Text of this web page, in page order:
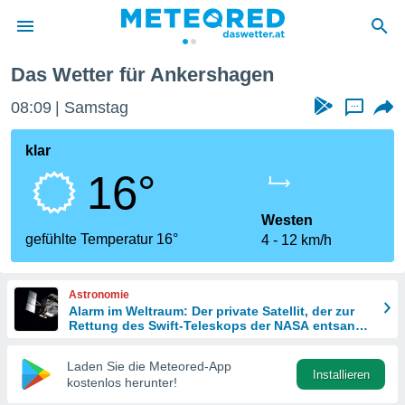
wurde
dass
sind.
diese
Das Wetter für Ankershagen
08:09 Samstag ...
klar
16°
gefühlte Temperatur 16°
Westen
4
12 km/h
Astronomie
Alarm im Weltraum: Der private Satellit, der zur
Rettung des Swift-Teleskops der NASA entsandt
Laden Sie die Meteored-App
kostenlos herunter!
Installieren